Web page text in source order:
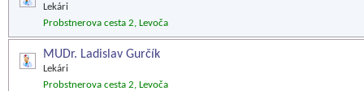
Lekári
Probstnerova cesta 2, Levoča
MUDr. Ladislav Gurčík
Lekári
Probstnerova cesta 2, Levoča